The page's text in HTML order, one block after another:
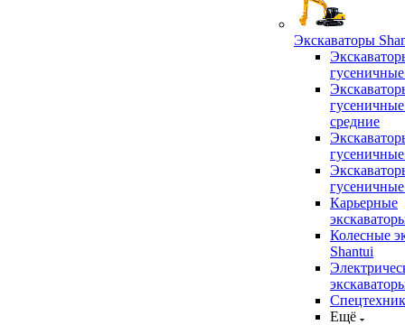
Экскаваторы
средние
Карьерные
Колесные
Shantui
Ещё